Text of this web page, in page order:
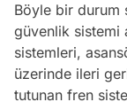
Böyle bir durum
güvenlik sistemi
sistemleri,
üzerinde ileri
tutunan fren